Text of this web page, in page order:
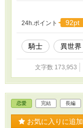
24h.ポイント 92pt
騎士 異世界
文字数 173,953
恋愛 完結 長編
お気に入りに追加